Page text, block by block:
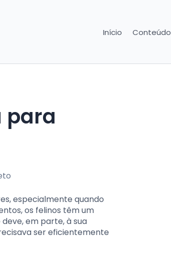
Início Conteúdo
para
especialmente quando
os felinos têm um
em parte, à sua
ser eficientemente